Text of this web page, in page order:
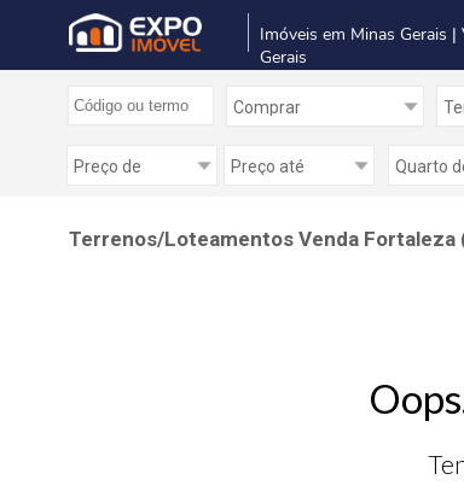
Imóveis em Minas Gerais
Gerais
Terrenos/Loteamentos Venda Fortaleza